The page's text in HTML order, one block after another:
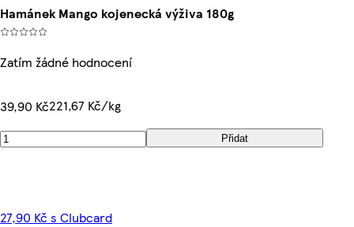
Hamánek Mango kojenecká výživa 180g
Zatím žádné hodnocení
39,90 Kč221,67 Kč/kg
Přidat
27,90 Kč s Clubcard